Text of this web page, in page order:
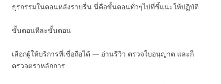
ธุรกรรมในตอนหลังราบรื่น นี่คือขั้นตอนทั่วๆไปที่ชี้แนะให้ปฏิบัติ
ขั้นตอนทีละขั้นตอน
เลือกผู้ให้บริการที่เชื่อถือได้ — อ่านรีวิว ตรวจใบอนุญาต และก็
ตรวจตราหลักการ